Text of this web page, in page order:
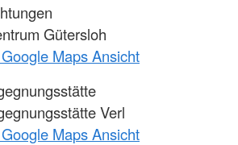
Gütersloh
Maps Ansicht
Verl
Maps Ansicht